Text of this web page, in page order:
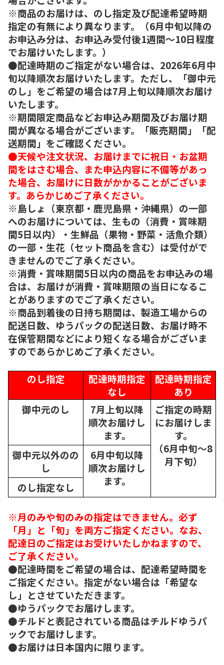
※商品のお届けは、のし指定及び配達希望時期
指定の有無により異なります。（6月中旬以降の
お申込み分は、お申込み受付後1週間～10日程度
でお届けいたします。）
●配達時期のご指定がない場合は、2026年6月中
旬以降順次お届けいたします。ただし、「御中元
のし」をご希望の場合は7月上旬以降順次お届け
いたします。
※期間限定商品などお申込み期間及びお届け期
間が異なる場合がございます。「販売期間」「配
送期間」をご確認ください。
●天候や注文状況、お届けまでに祝日・お盆期
間をはさむ場合、また申込内容に不備等があっ
た場合、お届けに日数がかかることがございま
す。あらかじめご了承ください。
※島しょ（東京都・鹿児島県・沖縄県）の一部
へのお届けについては、生もの（消費・賞味期
間5日以内）・生鮮品（果物・野菜・活魚介類）
の一部・生花（セット商品を含む）は受付がで
きませんのでご了承ください。
※消費・賞味期間5日以内の商品をお申込みの場
合は、お届けが消費・賞味期限の当日になるこ
とがありますのでご了承ください。
※商品到着後の日持ち期間は、製造工場からの
配送日数、ゆうパックの配送日数、お届け時不
在保管期間などにより短くなる場合がございま
すのであらかじめご了承ください。
のし指定
配達時期指定
なし
配達時期指定
あり
御中元のし
7月上旬以降
順次お届けし
ます。
ご指定の時期
にお届けしま
す。
（6月中旬～8
月下旬）
御中元以外のの
し
6月中旬以降
順次お届けし
ます。
のし指定なし
※月のみや旬のみの指定はできません。必ず
「月」と「旬」を両方ご指定ください。なお、
配達日のご指定はお受けいたしかねますので、
ご了承ください。
●配達時間をご希望の場合は、配達希望時間を
ご指定ください。指定がない場合は「希望な
し」とさせていただきます。
●ゆうパックでお届けします。
●チルドと表記されている商品はチルドゆうパ
ックでお届けします。
●お届けは日本国内に限ります。